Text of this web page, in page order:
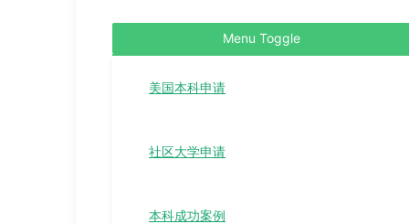
Menu Toggle
美国本科申请
社区大学申请
本科成功案例